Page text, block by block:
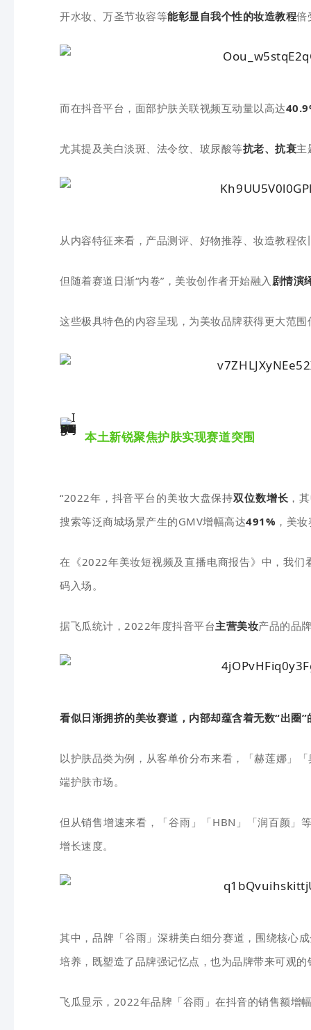
开水妆、万圣节妆容等能彰显自我个性的妆造教程倍
而在抖音平台， 面部护肤关联视频互动量以高达
尤其提及美白淡斑、法令纹、玻尿酸等抗老、抗衰主
从内容特征来看，产品测评、好物推荐、妆造教程
但随着赛道日渐“内卷”，美妆创作者开始融入 剧情演
这些极具特色的内容呈现，为美妆品牌获得更大范围
本土新锐聚焦护肤实现赛道突围
“2022年，抖音平台的美妆大盘保持双位数增长 ，
搜索等泛商城场景产生的GMV增幅高达491% ，美
在《2022年美妆短视频及直播电商报告》中，我
码入场。
据飞瓜统计，2022年度抖音平台主营美妆产品的品
看似日渐拥挤的美妆赛道，内部却蕴含着无数“出圈”
以护肤品类为例，从客单价分布来看，「赫莲娜」
端护肤市场。
但从销售增速来看，「谷雨」「HBN」「润百颜」
增长速度。
其中，品牌「谷雨」深耕美白细分赛道，围绕核心
培养，既塑造了品牌强记忆点，也为品牌带来可观的
飞瓜显示，2022年品牌「谷雨」在抖音的销售额增